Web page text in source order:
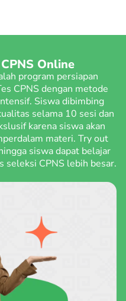
Online
program persiapan
CPNS dengan metode
Siswa dibimbing
selama 10 sesi dan
karena siswa akan
materi. Try out
siswa dapat belajar
seleksi CPNS lebih besar.